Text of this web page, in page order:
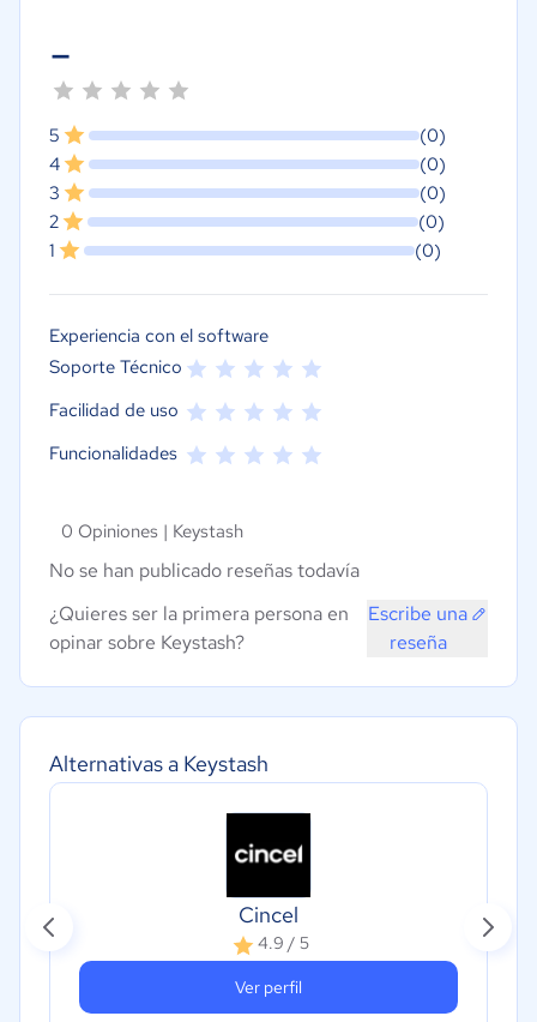
Alternativas a Keystash
Cincel
4.9 / 5
Ver perfil
-
5
(0)
4
(0)
3
(0)
2
(0)
1
(0)
Experiencia con el software
Soporte Técnico
Facilidad de uso
Funcionalidades
0 Opiniones | Keystash
No se han publicado reseñas todavía
¿Quieres ser la primera persona en
opinar sobre Keystash?
Escribe una
reseña